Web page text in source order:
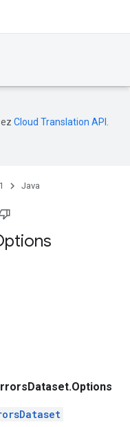
Cloud Translation API
Java